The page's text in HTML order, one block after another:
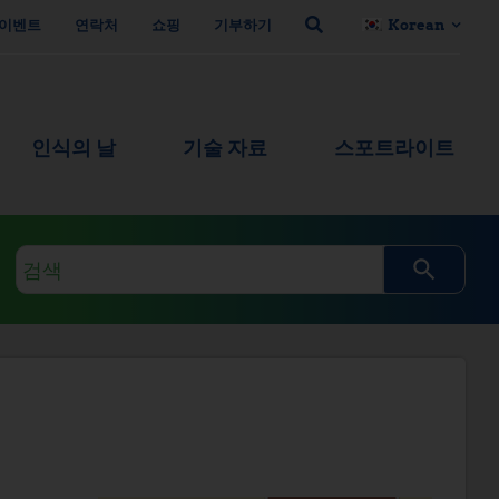
이벤트 연락처 쇼핑 기부하기 Korean
인식의 날 기술 자료 스포트라이트
검
색
쿼